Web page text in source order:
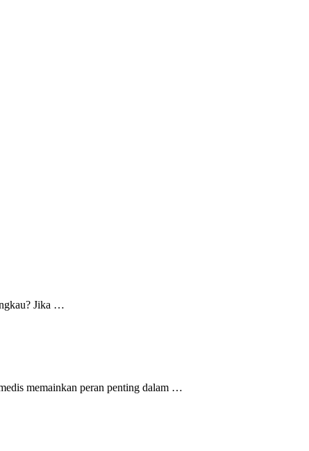
Jika …
memainkan peran penting dalam …